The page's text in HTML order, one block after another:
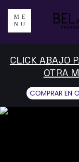
ME
NU
CLICK ABAJO
OTRA
COMPRAR EN